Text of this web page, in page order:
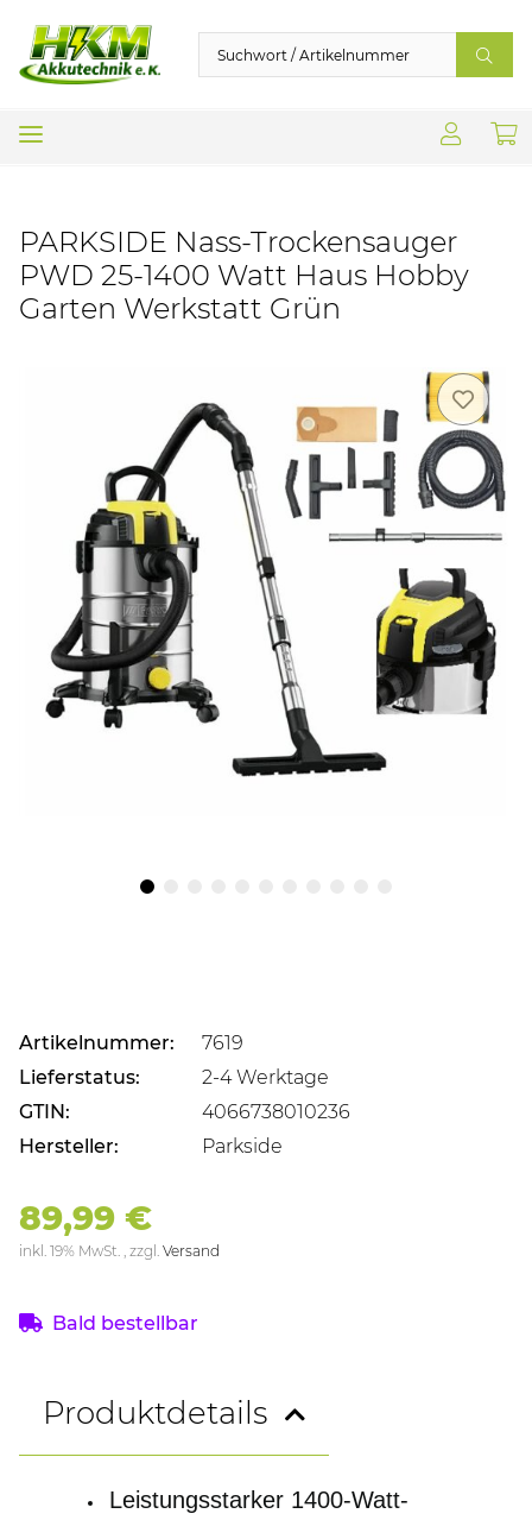
PARKSIDE Nass-Trockensauger
PWD 25-1400 Watt Haus Hobby
Garten Werkstatt Grün
Artikelnummer:
7619
Lieferstatus:
2-4 Werktage
GTIN:
4066738010236
Hersteller:
Parkside
89,99 €
inkl. 19% MwSt. , zzgl. Versand
Bald bestellbar
Produktdetails
Leistungsstarker 1400-Watt-